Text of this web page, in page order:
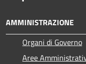
AMMINISTRAZIONE
Organi di Governo
Aree